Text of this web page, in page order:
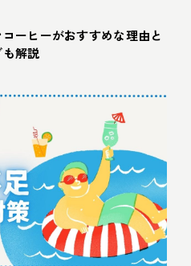
ーヒーがおすすめな理由と
解説